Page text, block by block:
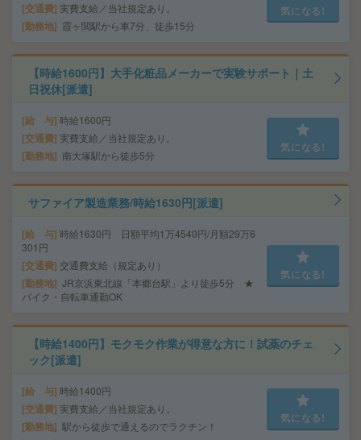
交通費 実費支給／当社規定あり。
勤務地 霞ヶ関駅から車7分、徒歩15分
気になる!
【時給1600円】大手化粧品メーカーで実験サポート｜土
日祝休[派遣]
給 与 時給1600円
交通費 実費支給／当社規定あり。
勤務地 南大塚駅から徒歩5分
気になる!
サファイア製造業務/時給1630円[派遣]
給 与 時給1630円 日額平均1万4540円/月額29万6
301円
交通費 交通費支給（規定あり）
勤務地 JR京浜東北線「本郷台駅」より徒歩5分 ★
バイク・自転車通勤OK
気になる!
【時給1400円】モクモク作業が得意な方に！試薬のチェ
ック[派遣]
給 与 時給1400円
交通費 実費支給／当社規定あり。
勤務地 駅から徒歩で通えるのでラクチン！
気になる!